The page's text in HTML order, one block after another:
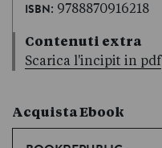
ISBN: 9788870916218
Contenuti extra
Scarica l'incipit in pdf
Acquista Ebook